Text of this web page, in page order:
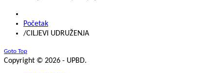
Početak
/CILJEVI UDRUŽENJA
Goto Top
Copyright © 2026 - UPBD.